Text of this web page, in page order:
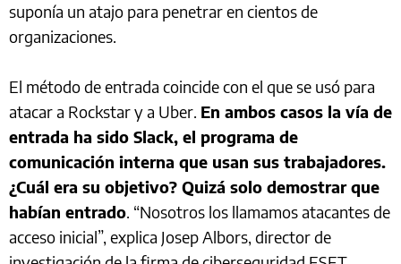
suponía un atajo para penetrar en cientos de
organizaciones.
El método de entrada coincide con el que se usó para
atacar a Rockstar y a Uber. En ambos casos la vía de
entrada ha sido Slack, el programa de
comunicación interna que usan sus trabajadores.
¿Cuál era su objetivo? Quizá solo demostrar que
habían entrado. “Nosotros los llamamos atacantes de
acceso inicial”, explica Josep Albors, director de